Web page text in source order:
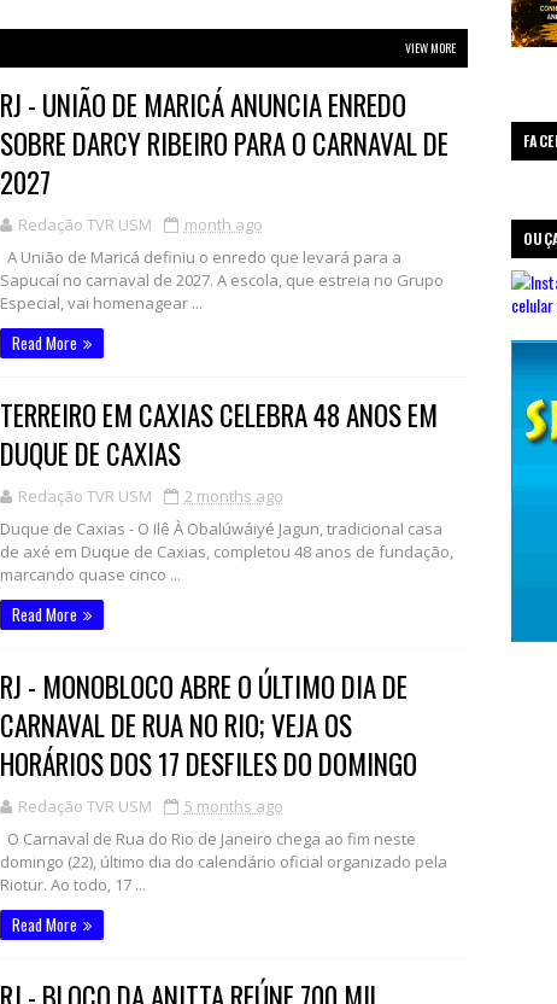
VIEW MORE
RJ - UNIÃO DE MARICÁ ANUNCIA ENREDO
SOBRE DARCY RIBEIRO PARA O CARNAVAL DE
2027
Redação TVR USM
month ago
A União de Maricá definiu o enredo que levará para a
Sapucaí no carnaval de 2027. A escola, que estreia no Grupo
Especial, vai homenagear ...
Read More
TERREIRO EM CAXIAS CELEBRA 48 ANOS EM
DUQUE DE CAXIAS
Redação TVR USM
2 months ago
Duque de Caxias - O Ilê À Obalúwáiyé Jagun, tradicional casa
de axé em Duque de Caxias, completou 48 anos de fundação,
marcando quase cinco ...
Read More
RJ - MONOBLOCO ABRE O ÚLTIMO DIA DE
CARNAVAL DE RUA NO RIO; VEJA OS
HORÁRIOS DOS 17 DESFILES DO DOMINGO
Redação TVR USM
5 months ago
O Carnaval de Rua do Rio de Janeiro chega ao fim neste
domingo (22), último dia do calendário oficial organizado pela
Riotur. Ao todo, 17 ...
Read More